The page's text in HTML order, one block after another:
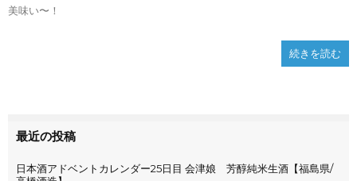
美味い〜！
続きを読む
最近の投稿
日本酒アドベントカレンダー25日目 会津娘 芳醇純米生酒【福島県/